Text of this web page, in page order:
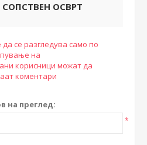
ОСВРТ
се разгледува само по
на
корисници можат да
коментари
на преглед:
*